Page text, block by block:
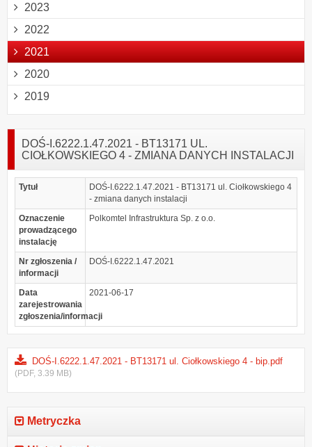
2023
2022
2021
2020
2019
DOŚ-I.6222.1.47.2021 - BT13171 UL.
CIOŁKOWSKIEGO 4 - ZMIANA DANYCH INSTALACJI
Tytuł
DOŚ-I.6222.1.47.2021 - BT13171 ul. Ciołkowskiego 4
- zmiana danych instalacji
Oznaczenie
prowadzącego
instalację
Polkomtel Infrastruktura Sp. z o.o.
Nr zgłoszenia /
informacji
DOŚ-I.6222.1.47.2021
Data
zarejestrowania
zgłoszenia/informacji
2021-06-17
DOŚ-I.6222.1.47.2021 - BT13171 ul. Ciołkowskiego 4 - bip.pdf
(PDF, 3.39 MB)
Metryczka